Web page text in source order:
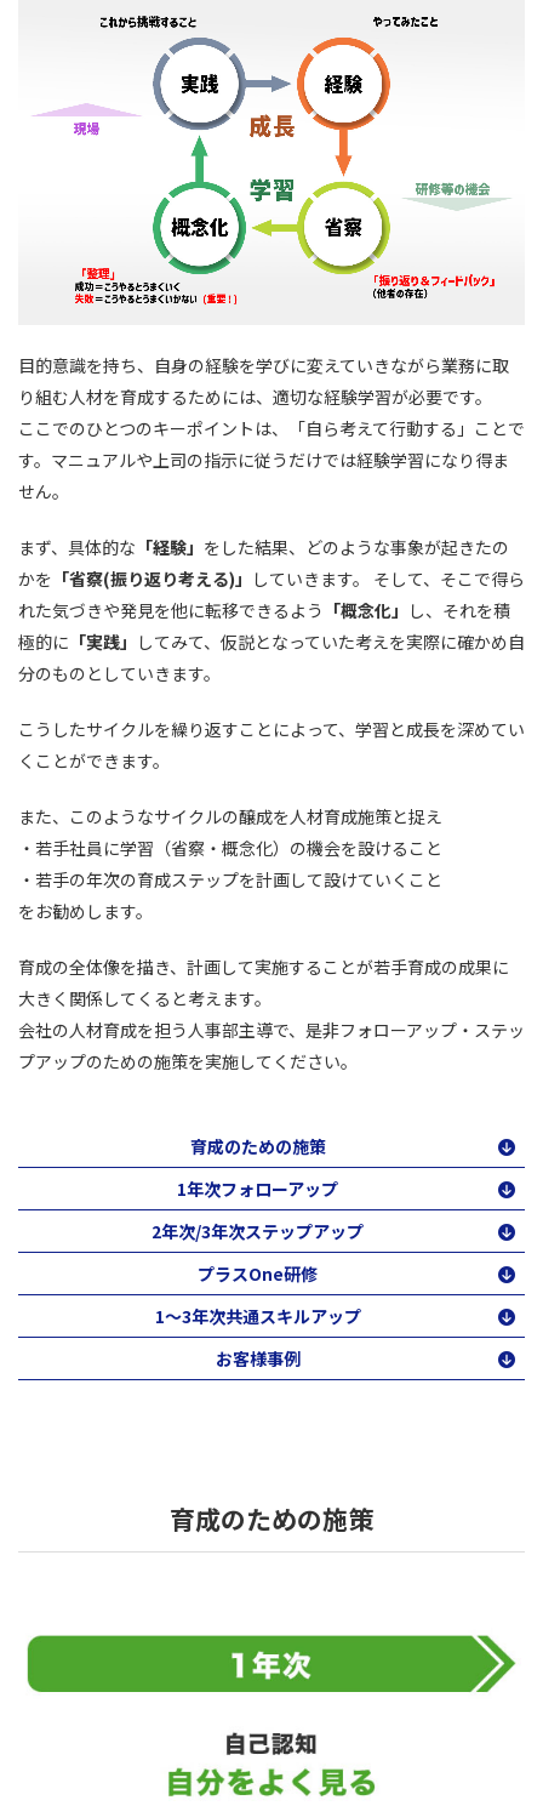
目的意識を持ち、自身の経験を学びに変えていきながら業務に取
り組む人材を育成するためには、適切な経験学習が必要です。
ここでのひとつのキーポイントは、「自ら考えて行動する」ことで
す。マニュアルや上司の指示に従うだけでは経験学習になり得ま
せん。
まず、具体的な 「経験」 をした結果、どのような事象が起きたの
かを 「省察(振り返り考える)」 していきます。 そして、そこで得ら
れた気づきや発見を他に転移できるよう 「概念化」 し、それを積
極的に 「実践」 してみて、仮説となっていた考えを実際に確かめ自
分のものとしていきます。
こうしたサイクルを繰り返すことによって、学習と成長を深めてい
くことができます。
また、このようなサイクルの醸成を人材育成施策と捉え
・若手社員に学習（省察・概念化）の機会を設けること
・若手の年次の育成ステップを計画して設けていくこと
をお勧めします。
育成の全体像を描き、計画して実施することが若手育成の成果に
大きく関係してくると考えます。
会社の人材育成を担う人事部主導で、是非フォローアップ・ステッ
プアップのための施策を実施してください。
育成のための施策
1年次フォローアップ
2年次/3年次ステップアップ
プラスOne研修
1～3年次共通スキルアップ
お客様事例
育成のための施策